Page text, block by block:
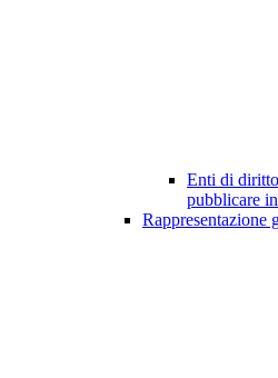
Enti di
pubblicare
Rappresentazione